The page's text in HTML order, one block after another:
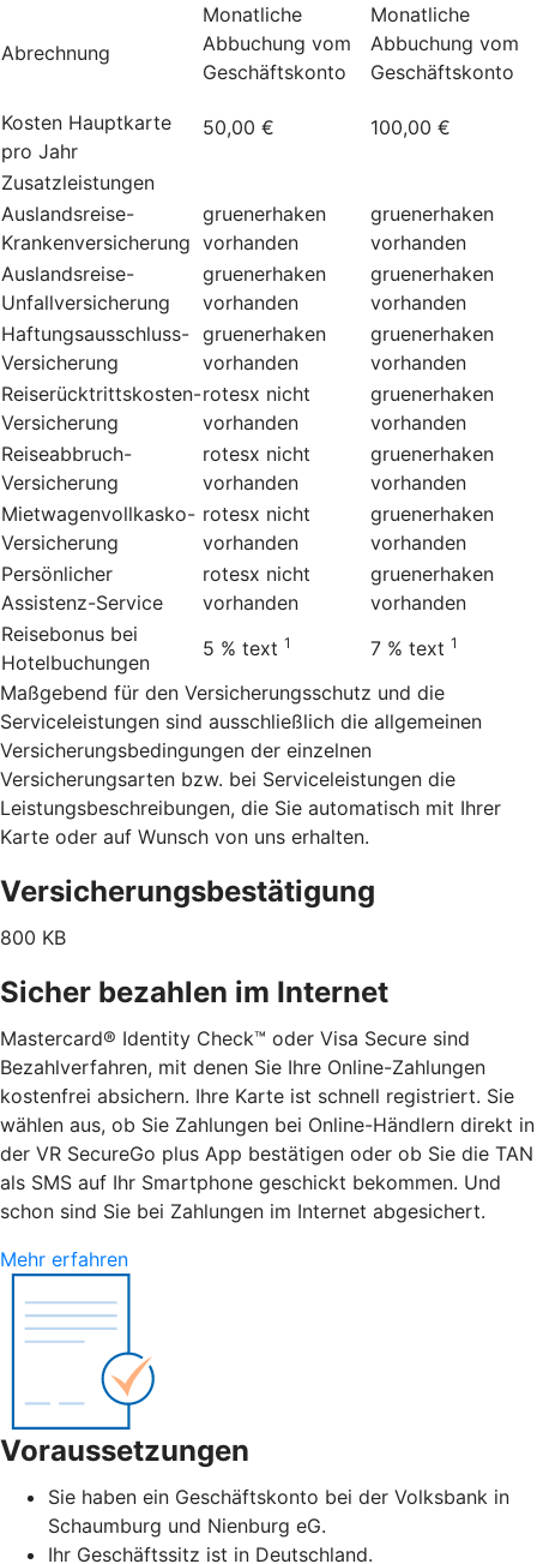
Abrechnung
Monatliche
Abbuchung vom
Geschäftskonto
Monatliche
Abbuchung vom
Geschäftskonto
Kosten Hauptkarte
pro Jahr
50,00 € 100,00 €
Zusatzleistungen
Auslandsreise-
Krankenversicherung
gruenerhaken
vorhanden
gruenerhaken
vorhanden
Auslandsreise-
Unfallversicherung
gruenerhaken
vorhanden
gruenerhaken
vorhanden
Haftungsausschluss-
Versicherung
gruenerhaken
vorhanden
gruenerhaken
vorhanden
Reiserücktrittskosten-
Versicherung
rotesx nicht
vorhanden
gruenerhaken
vorhanden
Reiseabbruch-
Versicherung
rotesx nicht
vorhanden
gruenerhaken
vorhanden
Mietwagenvollkasko-
Versicherung
rotesx nicht
vorhanden
gruenerhaken
vorhanden
Persönlicher
Assistenz-Service
rotesx nicht
vorhanden
gruenerhaken
vorhanden
Reisebonus bei
Hotelbuchungen
5 % text 1 7 % text 1
Maßgebend für den Versicherungsschutz und die
Serviceleistungen sind ausschließlich die allgemeinen
Versicherungsbedingungen der einzelnen
Versicherungsarten bzw. bei Serviceleistungen die
Leistungsbeschreibungen, die Sie automatisch mit Ihrer
Karte oder auf Wunsch von uns erhalten.
Versicherungsbestätigung
800 KB
Sicher bezahlen im Internet
Mastercard® Identity Check™ oder Visa Secure sind
Bezahlverfahren, mit denen Sie Ihre Online-Zahlungen
kostenfrei absichern. Ihre Karte ist schnell registriert. Sie
wählen aus, ob Sie Zahlungen bei Online-Händlern direkt in
der VR SecureGo plus App bestätigen oder ob Sie die TAN
als SMS auf Ihr Smartphone geschickt bekommen. Und
schon sind Sie bei Zahlungen im Internet abgesichert.
Mehr erfahren
Voraussetzungen
Sie haben ein Geschäftskonto bei der Volksbank in
Schaumburg und Nienburg eG.
Ihr Geschäftssitz ist in Deutschland.